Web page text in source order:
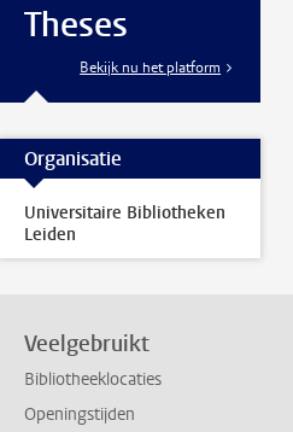
Theses
Bekijk nu het platform
Organisatie
Universitaire Bibliotheken
Leiden
Veelgebruikt
Bibliotheeklocaties
Openingstijden